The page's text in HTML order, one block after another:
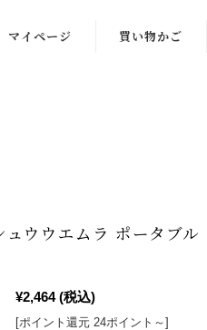
マイページ 買い物かご
ウウエムラ ポータブル
¥2,464 (税込)
[ポイント還元 24ポイント～]